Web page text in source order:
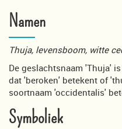
Namen
Thuja, levensboom, witte
De geslachtsnaam 'Thuja'
dat 'beroken' betekent of
soortnaam 'occidentalis'
Symboliek